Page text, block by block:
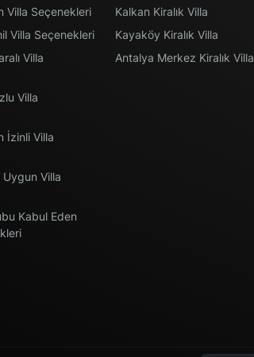
Villa Seçenekleri
Villa Seçenekleri
Villa
Villa
İzinli Villa
Uygun Villa
Kabul Eden
Kalkan Kiralık Villa
Kayaköy Kiralık Villa
Antalya Merkez Kiralık Villa